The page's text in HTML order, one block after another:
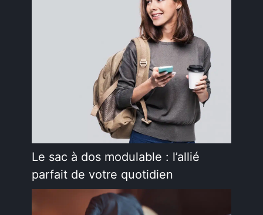
Le sac à dos modulable : l’allié
parfait de votre quotidien